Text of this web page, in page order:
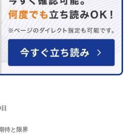
待と限界